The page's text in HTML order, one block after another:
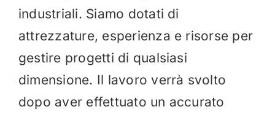
industriali. Siamo dotati di
attrezzature, esperienza e risorse per
gestire progetti di qualsiasi
dimensione. Il lavoro verrà svolto
dopo aver effettuato un accurato